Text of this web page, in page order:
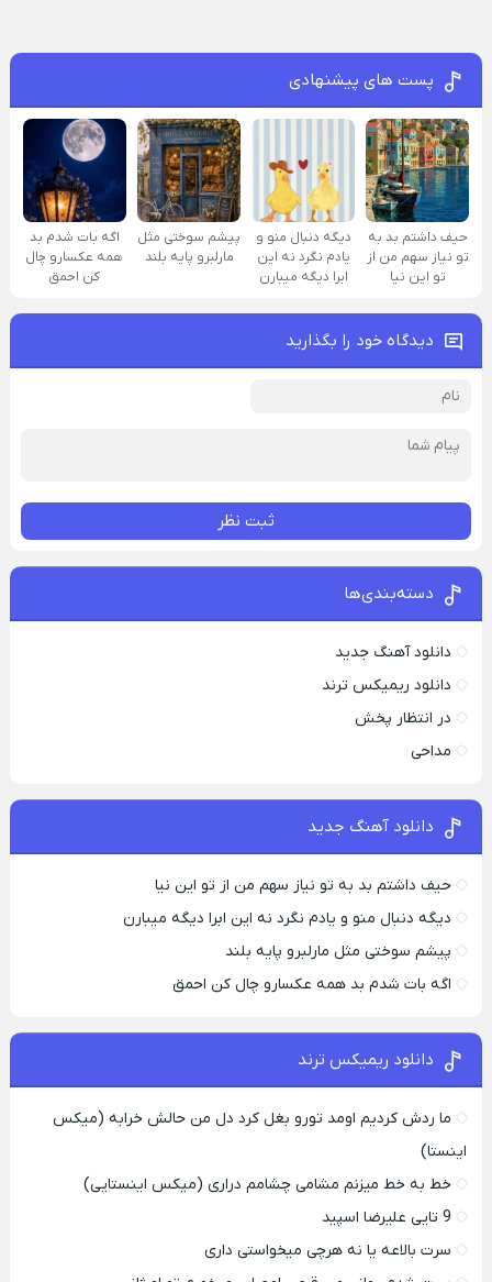
پست های پیشنهادی
حیف داشتم بد به
تو نیاز سهم من از
تو این نیا
دیگه دنبال منو و
یادم نگرد نه این
ابرا دیگه میبارن
پیشم سوختی مثل
مارلبرو پایه بلند
اگه بات شدم بد
همه عکسارو چال
کن احمق
دیدگاه خود را بگذارید
ثبت نظر
دسته‌بندی‌ها
دانلود آهنگ جدید
دانلود ریمیکس ترند
در انتظار پخش
مداحی
دانلود آهنگ جدید
حیف داشتم بد به تو نیاز سهم من از تو این نیا
دیگه دنبال منو و یادم نگرد نه این ابرا دیگه میبارن
پیشم سوختی مثل مارلبرو پایه بلند
اگه بات شدم بد همه عکسارو چال کن احمق
دانلود ریمیکس ترند
ما ردش کردیم اومد تورو بغل کرد دل من حالش خرابه (میکس
اینستا)
خط به خط میزنم مشامی چشامم دراری (میکس اینستایی)
9 تایی علیرضا اسپید
سرت بالاعه یا نه هرچی میخواستی داری